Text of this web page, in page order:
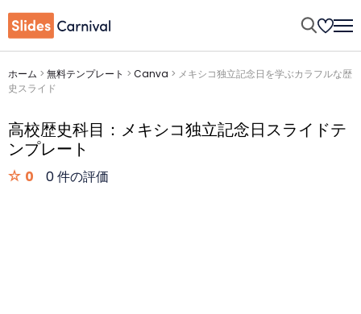
ホーム > 無料テンプレート > Canva > メキシコ独立記念日を学ぶカラフルな歴
史スライド
高校歴史科目：メキシコ独立記念日スライドテ
ンプレート
0 0 件の評価